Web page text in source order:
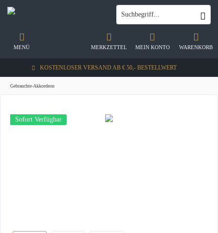
KOSTENLOSER VERSAND AB € 50,- BESTELLWERT
WARENKORB
MERKZETTEL MEIN KONTO
MENÜ
Gebrauchte-Akkordeon
Sofort Verfügbar